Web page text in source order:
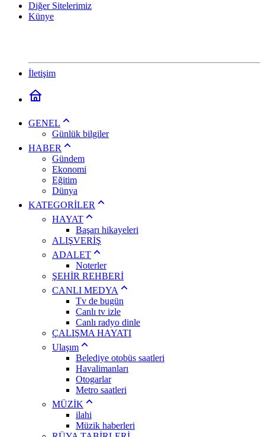
Diğer Sitelerimiz
Künye
İletişim
GENEL
Günlük bilgiler
HABER
Gündem
Ekonomi
Eğitim
Dünya
KATEGORİLER
HAYAT
Başarı hikayeleri
ALIŞVERİŞ
ADALET
Noterler
ŞEHİR REHBERİ
CANLI MEDYA
Tv de bugün
Canlı tv izle
Canlı radyo dinle
ÇALIŞMA HAYATI
Ulaşım
Belediye otobüs saatleri
Havalimanları
Otogarlar
Metro saatleri
MÜZİK
ilahi
Müzik haberleri